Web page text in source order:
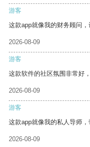
游客
这款app就像我的财务顾问，
2026-08-09
游客
这款软件的社区氛围非常好
2026-08-09
游客
这款app就像我的私人导师，
2026-08-09